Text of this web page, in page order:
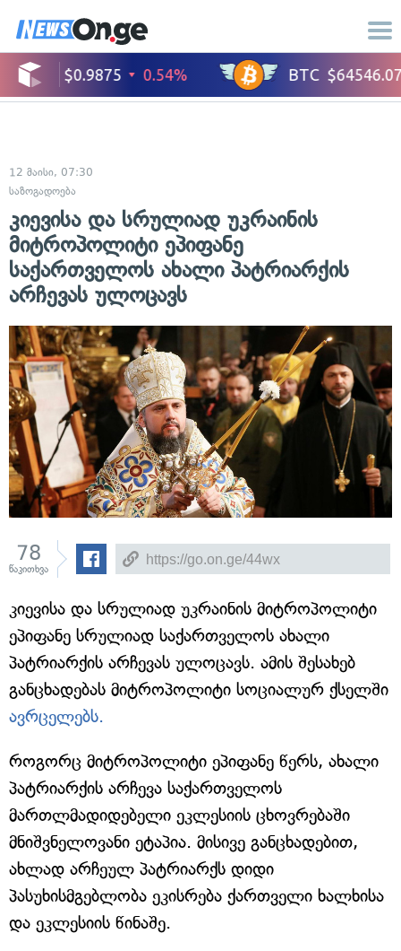
12 მაისი, 07:30
საზოგადოება
კიევისა და სრულიად უკრაინის
მიტროპოლიტი ეპიფანე
საქართველოს ახალი პატრიარქის
არჩევას ულოცავს
78
წაკითხვა
კიევისა და სრულიად უკრაინის მიტროპოლიტი
ეპიფანე სრულიად საქართველოს ახალი
პატრიარქის არჩევას ულოცავს. ამის შესახებ
განცხადებას მიტროპოლიტი სოციალურ ქსელში
ავრცელებს.
როგორც მიტროპოლიტი ეპიფანე წერს, ახალი
პატრიარქის არჩევა საქართველოს
მართლმადიდებელი ეკლესიის ცხოვრებაში
მნიშვნელოვანი ეტაპია. მისივე განცხადებით,
ახლად არჩეულ პატრიარქს დიდი
პასუხისმგებლობა ეკისრება ქართველი ხალხისა
და ეკლესიის წინაშე.